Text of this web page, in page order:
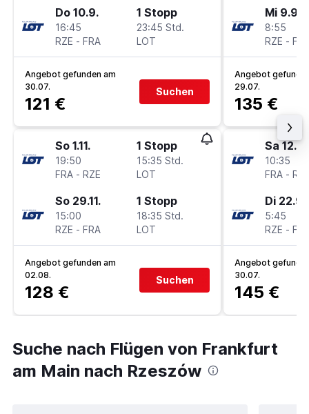
Do 10.9.
16:45
RZE - FRA
1 Stopp
23:45 Std.
LOT
Angebot gefunden am
30.07.
121 €
Suchen
So 1.11.
19:50
FRA - RZE
1 Stopp
15:35 Std.
LOT
So 29.11.
15:00
RZE - FRA
1 Stopp
18:35 Std.
LOT
Angebot gefunden am
02.08.
128 €
Suchen
Mi 9.9.
8:55
RZE -
Angebot
29.07.
135 €
Sa 12.9.
10:35
FRA -
Di 22.9.
5:45
RZE -
Angebot
30.07.
145 €
Suche nach Flügen von Frankfurt
am Main nach Rzeszów